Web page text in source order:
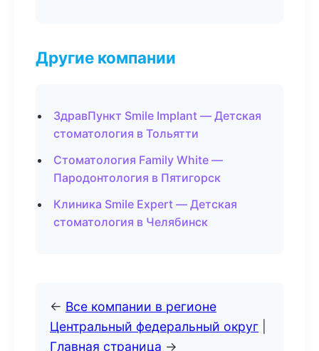
Другие компании
ЗдравПункт Smile Implant — Детская
стоматология в Тольятти
Стоматология Family White —
Пародонтология в Пятигорск
Клиника Smile Expert — Детская
стоматология в Челябинск
← Все компании в регионе
Центральный федеральный округ
Главная страница →